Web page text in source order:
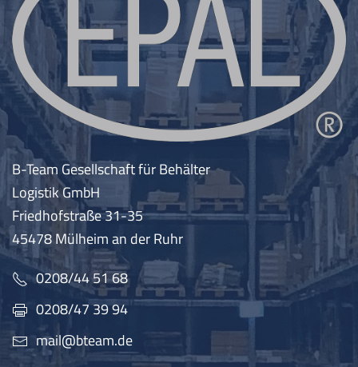
B-Team Gesellschaft für Behälter
Logistik GmbH
Friedhofstraße 31-35
45478 Mülheim an der Ruhr
0208/44 51 68
0208/47 39 94
mail@bteam.de